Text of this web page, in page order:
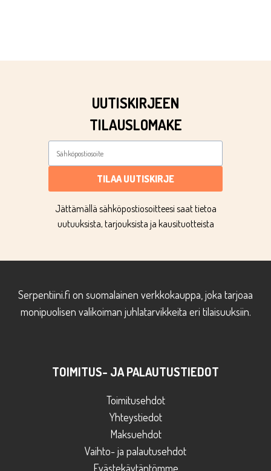
UUTISKIRJEEN
TILAUSLOMAKE
TILAA UUTISKIRJE
Jättämällä sähköpostiosoitteesi saat tietoa
uutuuksista, tarjouksista ja kausituotteista
Serpentiini.fi on suomalainen verkkokauppa, joka tarjoaa
monipuolisen valikoiman juhlatarvikkeita eri tilaisuuksiin.
TOIMITUS- JA PALAUTUSTIEDOT
Toimitusehdot
Yhteystiedot
Maksuehdot
Vaihto- ja palautusehdot
Evästekäytäntömme